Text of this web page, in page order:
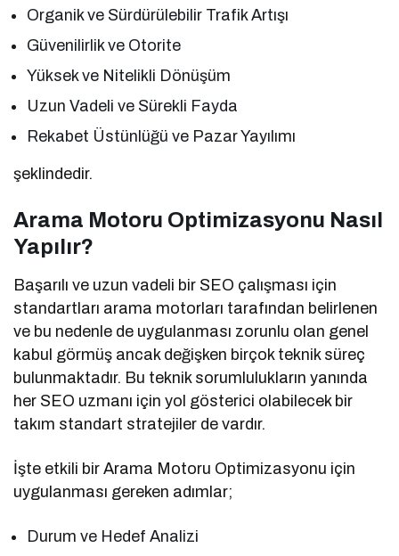
Organik ve Sürdürülebilir Trafik Artışı
Güvenilirlik ve Otorite
Yüksek ve Nitelikli Dönüşüm
Uzun Vadeli ve Sürekli Fayda
Rekabet Üstünlüğü ve Pazar Yayılımı
şeklindedir.
Arama Motoru Optimizasyonu Nasıl
Yapılır?
Başarılı ve uzun vadeli bir SEO çalışması için
standartları arama motorları tarafından belirlenen
ve bu nedenle de uygulanması zorunlu olan genel
kabul görmüş ancak değişken birçok teknik süreç
bulunmaktadır. Bu teknik sorumlulukların yanında
her SEO uzmanı için yol gösterici olabilecek bir
takım standart stratejiler de vardır.
İşte etkili bir Arama Motoru Optimizasyonu için
uygulanması gereken adımlar;
Durum ve Hedef Analizi